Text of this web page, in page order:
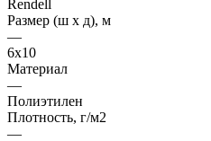
Rendell
Размер (ш х д), м
—
6х10
Материал
—
Полиэтилен
Плотность, г/м2
—